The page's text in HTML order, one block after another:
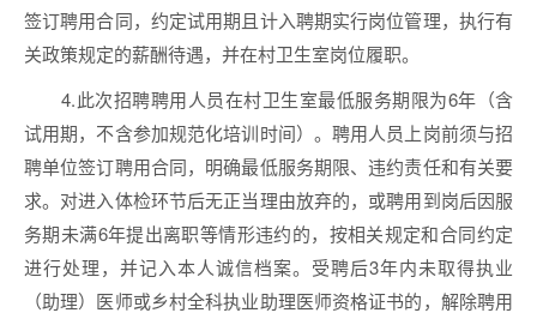
签订聘用合同，约定试用期且计入聘期实行岗位管理，执行有
关政策规定的薪酬待遇，并在村卫生室岗位履职。
4.此次招聘聘用人员在村卫生室最低服务期限为6年（含
试用期，不含参加规范化培训时间）。聘用人员上岗前须与招
聘单位签订聘用合同，明确最低服务期限、违约责任和有关要
求。对进入体检环节后无正当理由放弃的，或聘用到岗后因服
务期未满6年提出离职等情形违约的，按相关规定和合同约定
进行处理，并记入本人诚信档案。受聘后3年内未取得执业
（助理）医师或乡村全科执业助理医师资格证书的，解除聘用